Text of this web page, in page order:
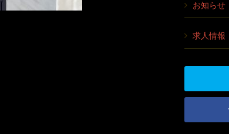
お知らせ
求人情報